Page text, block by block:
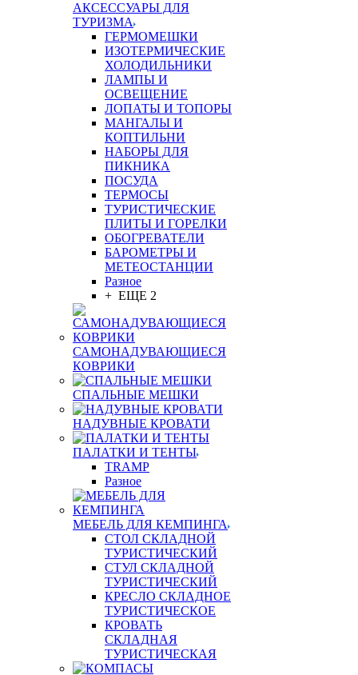
АКСЕССУАРЫ ДЛЯ
ТУРИЗМА
ГЕРМОМЕШКИ
ИЗОТЕРМИЧЕСКИЕ
ХОЛОДИЛЬНИКИ
ЛАМПЫ И
ОСВЕЩЕНИЕ
ЛОПАТЫ И ТОПОРЫ
МАНГАЛЫ И
КОПТИЛЬНИ
НАБОРЫ ДЛЯ
ПИКНИКА
ПОСУДА
ТЕРМОСЫ
ТУРИСТИЧЕСКИЕ
ПЛИТЫ И ГОРЕЛКИ
ОБОГРЕВАТЕЛИ
БАРОМЕТРЫ И
МЕТЕОСТАНЦИИ
Разное
+ ЕЩЕ 2
САМОНАДУВАЮЩИЕСЯ
КОВРИКИ
СПАЛЬНЫЕ МЕШКИ
НАДУВНЫЕ КРОВАТИ
ПАЛАТКИ И ТЕНТЫ
TRAMP
Разное
МЕБЕЛЬ ДЛЯ КЕМПИНГА
СТОЛ СКЛАДНОЙ
ТУРИСТИЧЕСКИЙ
СТУЛ СКЛАДНОЙ
ТУРИСТИЧЕСКИЙ
КРЕСЛО СКЛАДНОЕ
ТУРИСТИЧЕСКОЕ
КРОВАТЬ
СКЛАДНАЯ
ТУРИСТИЧЕСКАЯ